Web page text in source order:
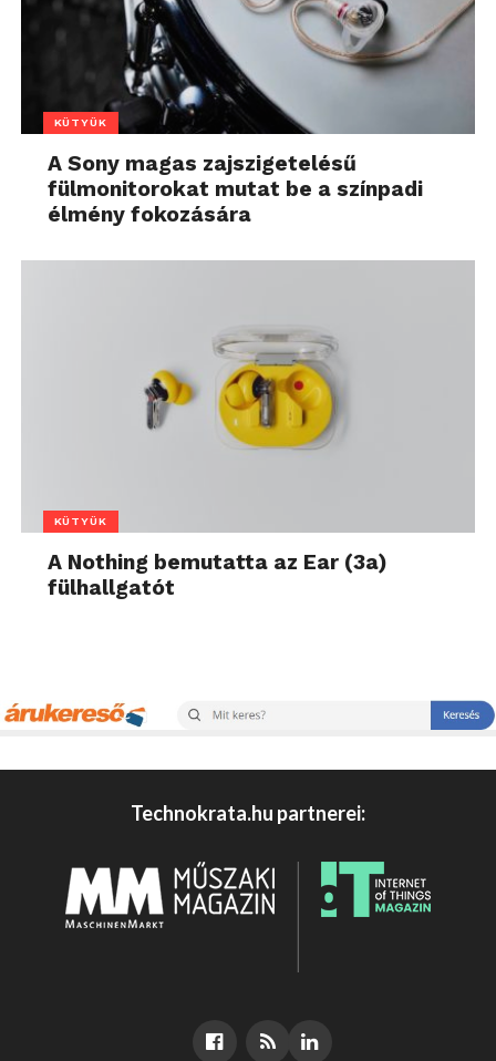
KÜTYÜK
A Sony magas zajszigetelésű
fülmonitorokat mutat be a színpadi
élmény fokozására
KÜTYÜK
A Nothing bemutatta az Ear (3a)
fülhallgatót
Technokrata.hu partnerei: